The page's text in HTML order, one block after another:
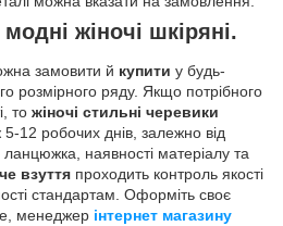
жіночі шкіряні.
замовити й купити у будь-
розмірного ряду. Якщо потрібного
то жіночі стильні черевики
12 робочих днів, залежно від
ланцюжка, наявності матеріалу та
взуття проходить контроль якості
стандартам. Оформіть своє
менеджер інтернет магазину